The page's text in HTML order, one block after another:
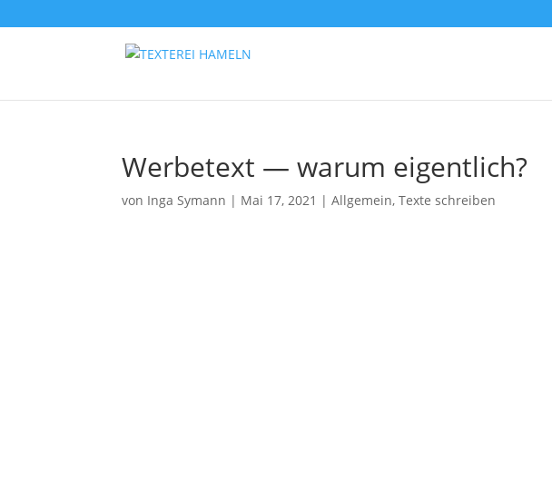
Wer­be­text — war­um eigentlich?
von Inga Symann | Mai 17, 2021 |Allgemein,Texte schreiben